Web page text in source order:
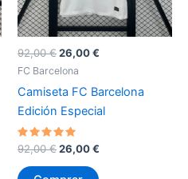
92,00€El
precio
era:
92,00 €.
26,00€
es:
26,00 €.
FC Barcelona
Camiseta FC Barcelona
Edición Especial
Valorado
con
de 5
92,00€El
original
26,00€